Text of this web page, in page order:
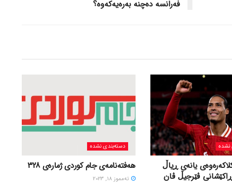
فه‌رانسه‌ ده‌چنه‌ به‌ره‌یه‌که‌وه‌؟
نشده
یانەی ڕیاڵ
ڤێرجیڵ ڤان
دسته‌بندی نشده
هەفتەنامەی جام کوردی ژمارەی 328
ته‌مموز 18, 2023